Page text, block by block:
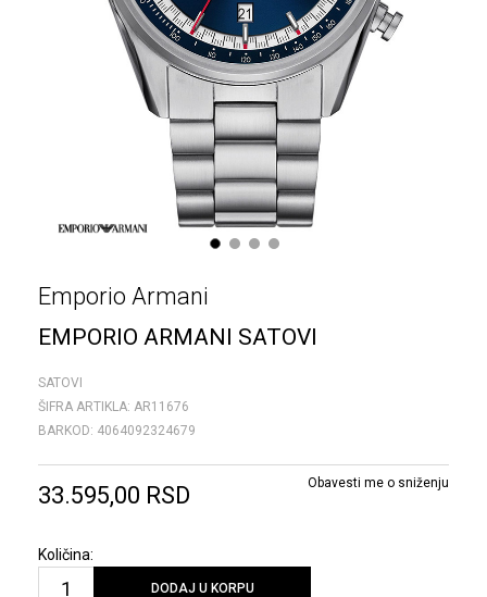
1 2 3 4
Emporio Armani
EMPORIO ARMANI SATOVI
SATOVI
ŠIFRA ARTIKLA: AR11676
BARKOD: 4064092324679
33.595,00 RSD Obavesti me o sniženju
Količina:
DODAJ U KORPU